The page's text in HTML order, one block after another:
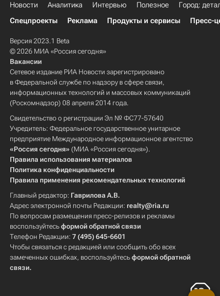
Новости Аналитика Интервью Полезное
Город:
Спецпроекты
Реклама Продукты и сервисы Пресс-
Версия 2023.1 Beta
© 2026 МИА «Россия сегодня»
Вакансии
Сетевое издание РИА Новости зарегистрировано
в Федеральной службе по надзору в сфере связи,
информационных технологий и массовых коммуникаций
(Роскомнадзор) 08 апреля 2014 года.
Свидетельство о регистрации Эл № ФС77-57640
Учредитель: Федеральное государственное унитарное
предприятие Международное информационное агентство
«Россия сегодня» (МИА «Россия сегодня»).
Правила использования материалов
Политика конфиденциальности
Правила применения рекомендательных технологий
Главный редактор: Гаврилова А.В.
Адрес электронной почты Редакции: realty@ria.ru
По вопросам размещения пресс-релизов и рекламы
воспользуйтесьформой обратной связи
Телефон Редакции: 7 (495) 645-6601
Чтобы связаться с редакцией или сообщить обо всех
замеченных ошибках, воспользуйтесьформой обратной
связи.